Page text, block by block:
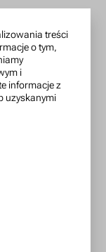
w tytule
treści
o tym,
i
informacje z
uzyskanymi